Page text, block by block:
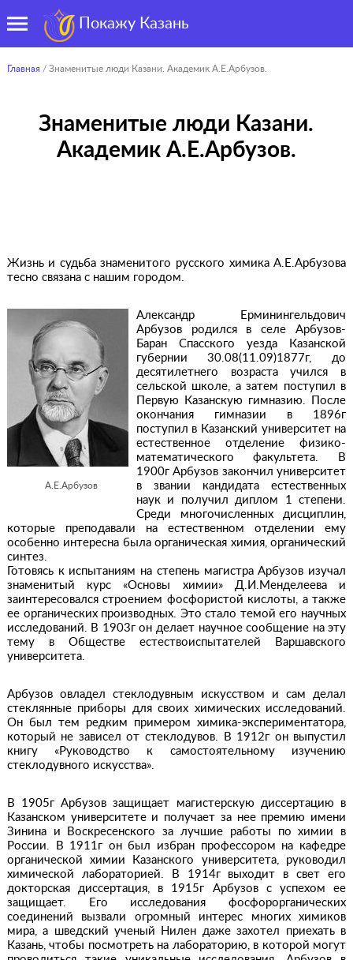
Покажу Казань
Главная / Знаменитые люди Казани. Академик А.Е.Арбузов.
Знаменитые люди Казани.
Академик А.Е.Арбузов.
Жизнь и судьба знаменитого русского химика А.Е.Арбузова
тесно связана с нашим городом.
А.Е.Арбузов
Александр Ерминингельдович
Арбузов родился в селе Арбузов-
Баран Спасского уезда Казанской
губернии 30.08(11.09)1877г, до
десятилетнего возраста учился в
сельской школе, а затем поступил в
Первую Казанскую гимназию. После
окончания гимназии в 1896г
поступил в Казанский университет на
естественное отделение физико-
математического факультета. В
1900г Арбузов закончил университет
в звании кандидата естественных
наук и получил диплом 1 степени.
Среди многочисленных дисциплин,
которые преподавали на естественном отделении ему
особенно интересна была органическая химия, органический
синтез.
Готовясь к испытаниям на степень магистра Арбузов изучал
знаменитый курс «Основы химии» Д.И.Менделеева и
заинтересовался строением фосфористой кислоты, а также
ее органических производных. Это стало темой его научных
исследований. В 1903г он делает научное сообщение на эту
тему в Обществе естествоиспытателей Варшавского
университета.
Арбузов овладел стеклодувным искусством и сам делал
стеклянные приборы для своих химических исследований.
Он был тем редким примером химика-экспериментатора,
который не зависел от стеклодувов. В 1912г он выпустил
книгу «Руководство к самостоятельному изучению
стеклодувного искусства».
В 1905г Арбузов защищает магистерскую диссертацию в
Казанском университете и получает за нее премию имени
Зинина и Воскресенского за лучшие работы по химии в
России. В 1911г он был избран профессором на кафедре
органической химии Казанского университета, руководил
химической лабораторией. В 1914г выходит в свет его
докторская диссертация, в 1915г Арбузов с успехом ее
защищает. Его исследования фосфорорганических
соединений вызвали огромный интерес многих химиков
мира, а шведский ученый Нилен даже захотел приехать в
Казань, чтобы посмотреть на лабораторию, в которой могут